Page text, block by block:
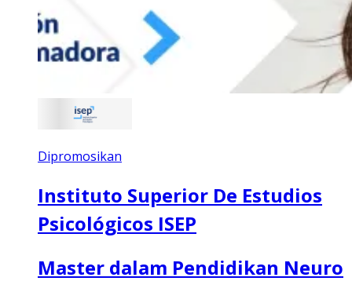
Dipromosikan
Instituto Superior De Estudios
Psicológicos ISEP
Master dalam Pendidikan Neuro